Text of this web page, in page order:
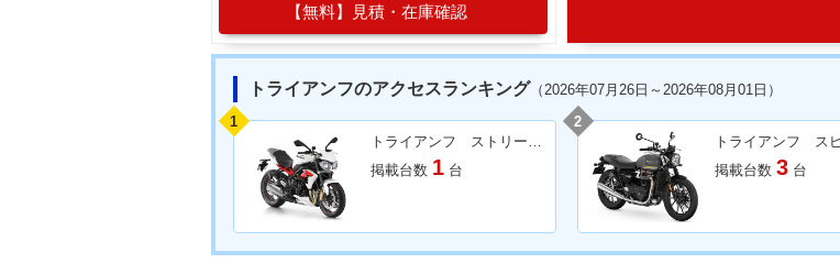
【無料】見積・在庫確認
トライアンフのアクセスランキング （2026年07月26日～2026年08月01日）
1
トライアンフ ストリートトリプル６７５Ｒ
掲載台数 1 台
2
掲載台数 3 台